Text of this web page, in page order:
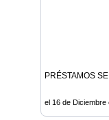
PRÉSTAMOS
el 16 de Diciembre